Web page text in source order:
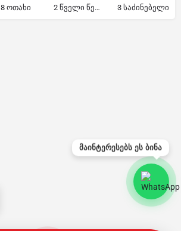
8 ოთახი 2 წველი წერტილი 3 საძინებელი
მაინტერესებს ეს ბინა